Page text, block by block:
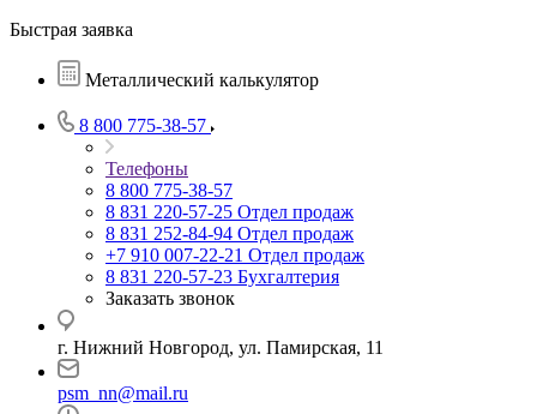
Быстрая заявка
Металлический калькулятор
8 800 775-38-57
Телефоны
8 800 775-38-57
8 831 220-57-25 Отдел продаж
8 831 252-84-94 Отдел продаж
+7 910 007-22-21 Отдел продаж
8 831 220-57-23 Бухгалтерия
Заказать звонок
г. Нижний Новгород, ул. Памирская, 11
psm_nn@mail.ru